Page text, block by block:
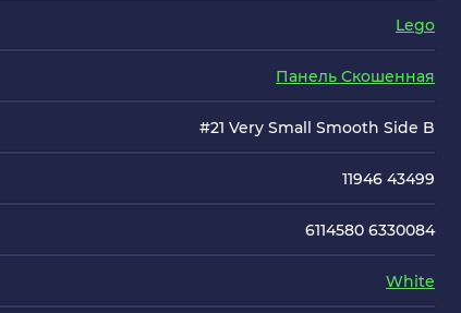
Lego
Панель Скошенная
#21 Very Small Smooth Side B
11946 43499
6114580 6330084
White